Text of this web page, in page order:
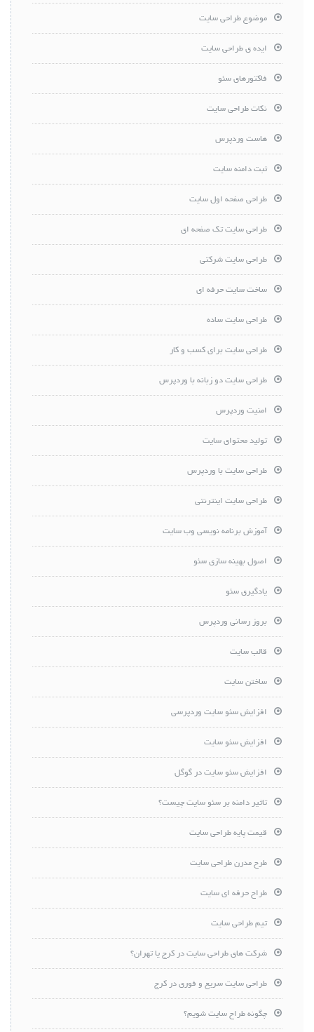
موضوع طراحی سایت
ایده ی طراحی سایت
فاکتورهای سئو
نکات طراحی سایت
هاست وردپرس
ثبت دامنه سایت
طراحی صفحه اول سایت
طراحی سایت تک صفحه ای
طراحی سایت شرکتی
ساخت سایت حرفه ای
طراحی سایت ساده
طراحی سایت برای کسب و کار
طراحی سایت دو زبانه با وردپرس
امنیت وردپرس
تولید محتوای سایت
طراحی سایت با وردپرس
طراحی سایت اینترنتی
آموزش برنامه نویسی وب سایت
اصول بهینه سازی سئو
یادگیری سئو
بروز رسانی وردپرس
قالب سایت
ساختن سایت
افزایش سئو سایت وردپرسی
افزایش سئو سایت
افزایش سئو سایت در گوگل
تاثیر دامنه بر سئو سایت چیست؟
قیمت پایه طراحی سایت
طرح مدرن طراحی سایت
طراح حرفه ای سایت
تیم طراحی سایت
شرکت های طراحی سایت در کرج یا تهران؟
طراحی سایت سریع و فوری در کرج
چگونه طراح سایت شویم؟